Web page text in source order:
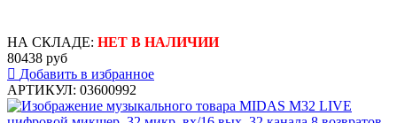
НА СКЛАДЕ: НЕТ В НАЛИЧИИ
80438 руб
Добавить в избранное
АРТИКУЛ: 03600992